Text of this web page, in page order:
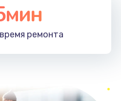
ремонта